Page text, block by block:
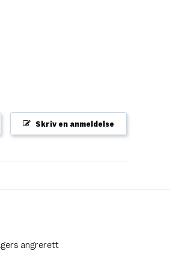
Skriv en anmeldelse
angrerett